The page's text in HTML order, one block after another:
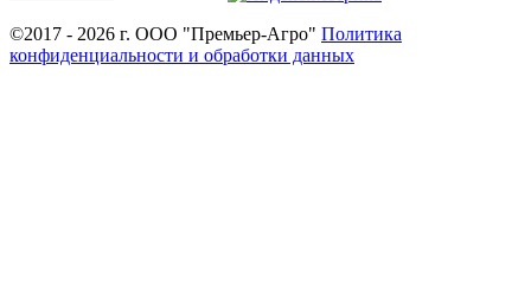
©2017 - 2026 г. ООО "Премьер-Агро" Политика
конфиденциальности и обработки данных